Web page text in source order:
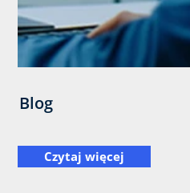
Blog
Czytaj więcej